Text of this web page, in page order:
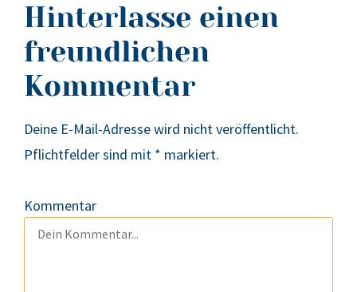
Hinterlasse einen
freundlichen
Kommentar
Deine E-Mail-Adresse wird nicht veröffentlicht.
Pflichtfelder sind mit * markiert.
Kommentar